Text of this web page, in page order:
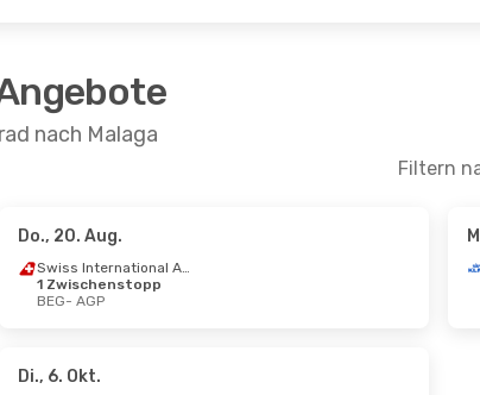
nach Malaga
Filtern
Swiss International Air Lines
Do., 20. Aug.
Swiss International Air Lines
1 Zwischenstopp
BEG- AGP
Di., 6. Okt.